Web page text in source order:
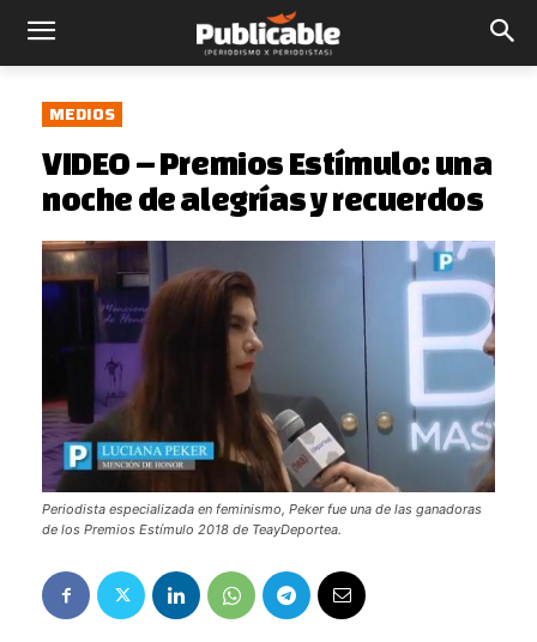
MEDIOS
VIDEO – Premios Estímulo: una
noche de alegrías y recuerdos
Periodista especializada en feminismo, Peker fue una de las ganadoras
de los Premios Estímulo 2018 de TeayDeportea.